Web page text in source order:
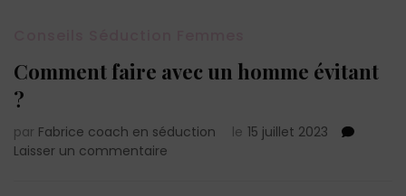
Comment faire avec un homme évitant
?
par Fabrice coach en séduction le 15 juillet 2023
Laisser un commentaire